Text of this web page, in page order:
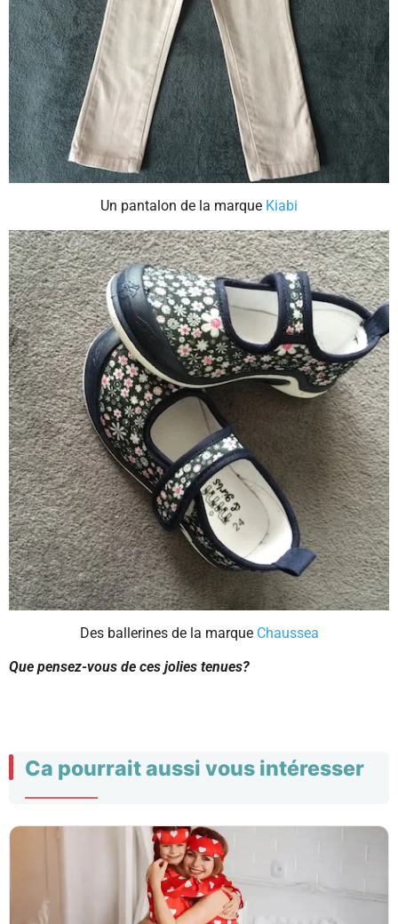
Un pantalon de la marque Kiabi
Des ballerines de la marque Chaussea
Que pensez-vous de ces jolies tenues?
Ca pourrait aussi vous intéresser